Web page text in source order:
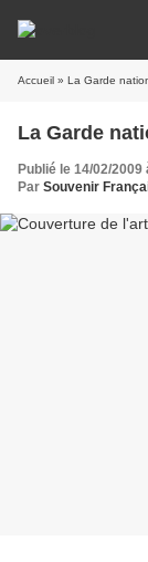
Accueil » La Garde
La Garde
Publié le 14/02/2009
Par Souvenir